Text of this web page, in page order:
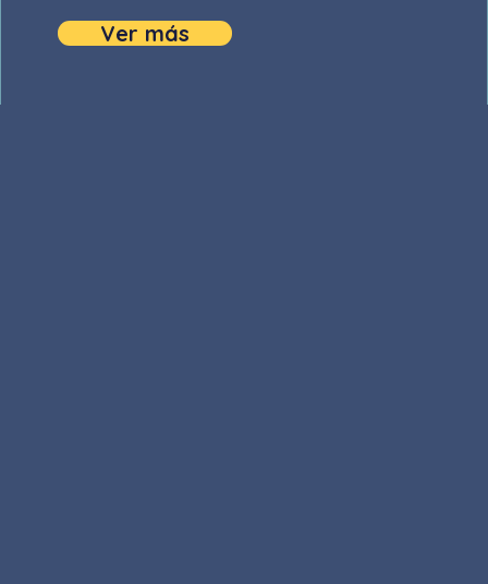
Ver más